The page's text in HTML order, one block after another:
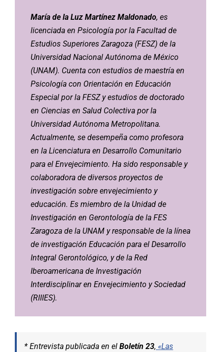
María de la Luz Martínez Maldonado, es
licenciada en Psicología por la Facultad de
Estudios Superiores Zaragoza (FESZ) de la
Universidad Nacional Autónoma de México
(UNAM). Cuenta con estudios de maestría en
Psicología con Orientación en Educación
Especial por la FESZ y estudios de doctorado
en Ciencias en Salud Colectiva por la
Universidad Autónoma Metropolitana.
Actualmente, se desempeña como profesora
en la Licenciatura en Desarrollo Comunitario
para el Envejecimiento. Ha sido responsable y
colaboradora de diversos proyectos de
investigación sobre envejecimiento y
educación. Es miembro de la Unidad de
Investigación en Gerontología de la FES
Zaragoza de la UNAM y responsable de la línea
de investigación Educación para el Desarrollo
Integral Gerontológico, y de la Red
Iberoamericana de Investigación
Interdisciplinar en Envejecimiento y Sociedad
(RIIIES).
* Entrevista publicada en el Boletín 23, «Las